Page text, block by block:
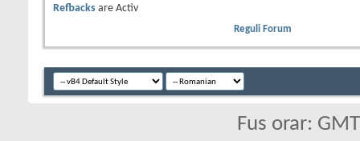
Refbacks are Activ
Reguli Forum
Fus orar: